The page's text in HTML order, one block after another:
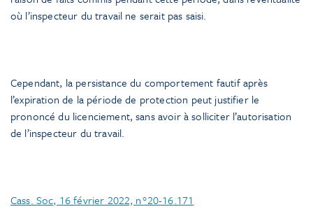
où l’inspecteur du travail ne serait pas saisi.
Cependant, la persistance du comportement fautif après
l’expiration de la période de protection peut justifier le
prononcé du licenciement, sans avoir à solliciter l’autorisation
de l’inspecteur du travail.
Cass. Soc, 16 février 2022, n°20-16.171